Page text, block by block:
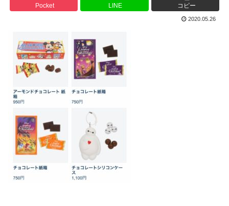
Pocket LINE コピー
2020.05.26